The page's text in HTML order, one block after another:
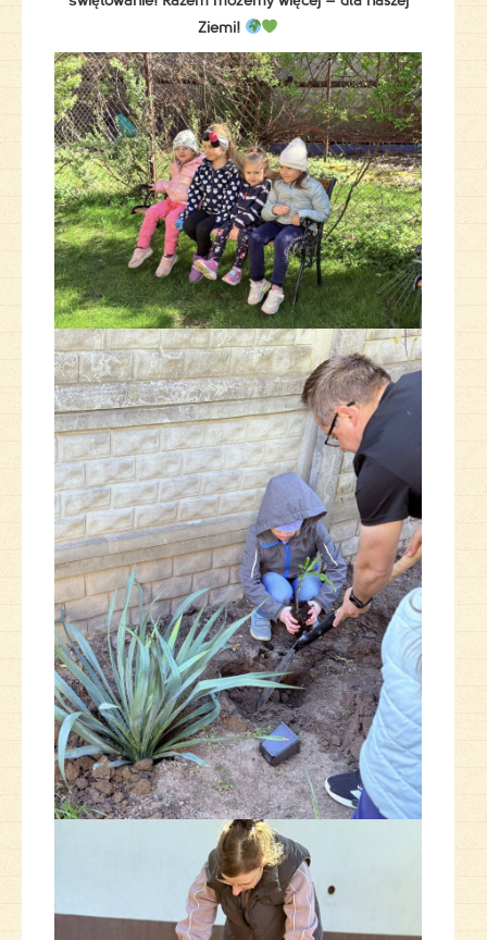
Ziemi!